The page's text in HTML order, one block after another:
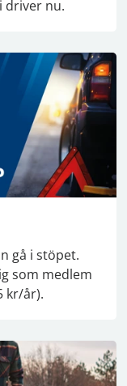
driver nu.
gå i stöpet.
som medlem
kr/år).